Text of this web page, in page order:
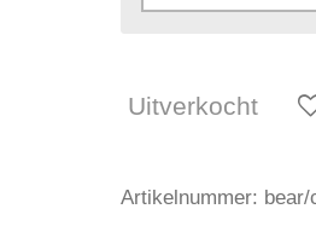
Uitverkocht
Artikelnummer: bear/